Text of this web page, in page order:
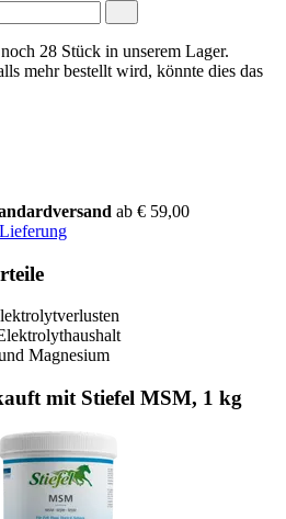
28 Stück in unserem Lager.
mehr bestellt wird, könnte dies das
ab € 59,00
Magnesium
mit Stiefel MSM, 1 kg